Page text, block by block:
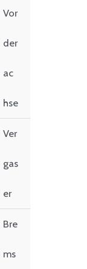
Vor
der
ac
hse
Ver
gas
er
Bre
ms